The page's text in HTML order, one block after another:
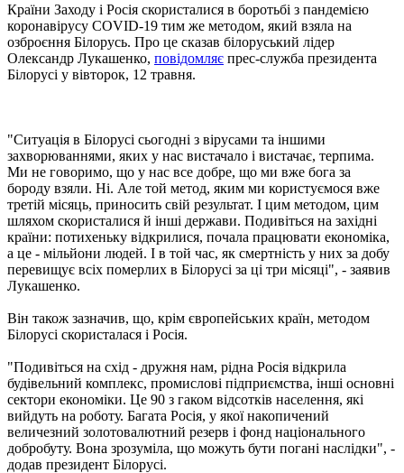
Країни Заходу і Росія скористалися в боротьбі з пандемією
коронавірусу COVID-19 тим же методом, який взяла на
озброєння Білорусь. Про це сказав білоруський лідер
Олександр Лукашенко, повідомляє прес-служба президента
Білорусі у вівторок, 12 травня.
"Ситуація в Білорусі сьогодні з вірусами та іншими
захворюваннями, яких у нас вистачало і вистачає, терпима.
Ми не говоримо, що у нас все добре, що ми вже бога за
бороду взяли. Ні. Але той метод, яким ми користуємося вже
третій місяць, приносить свій результат. І цим методом, цим
шляхом скористалися й інші держави. Подивіться на західні
країни: потихеньку відкрилися, почала працювати економіка,
а це - мільйони людей. І в той час, як смертність у них за добу
перевищує всіх померлих в Білорусі за ці три місяці", - заявив
Лукашенко.
Він також зазначив, що, крім європейських країн, методом
Білорусі скористалася і Росія.
"Подивіться на схід - дружня нам, рідна Росія відкрила
будівельний комплекс, промислові підприємства, інші основні
сектори економіки. Це 90 з гаком відсотків населення, які
вийдуть на роботу. Багата Росія, у якої накопичений
величезний золотовалютний резерв і фонд національного
добробуту. Вона зрозуміла, що можуть бути погані наслідки", -
додав президент Білорусі.